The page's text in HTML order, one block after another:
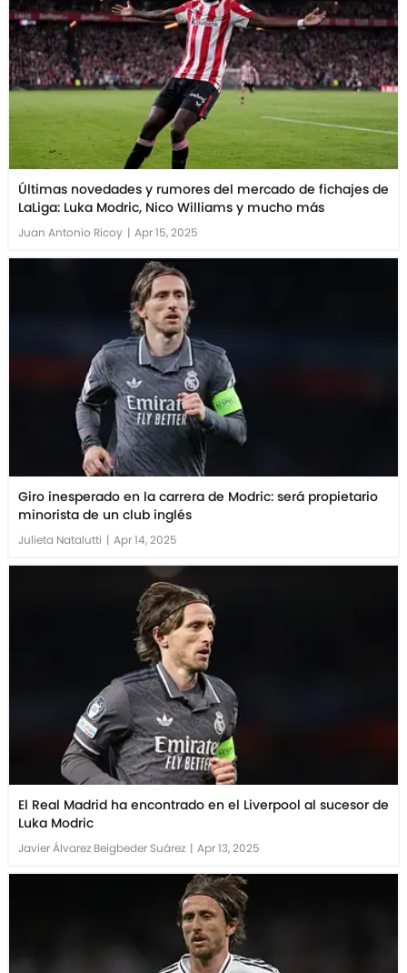
Últimas novedades y rumores del mercado de fichajes de
LaLiga: Luka Modric, Nico Williams y mucho más
Juan Antonio Ricoy | Apr 15, 2025
Giro inesperado en la carrera de Modric: será propietario
minorista de un club inglés
Julieta Natalutti | Apr 14, 2025
El Real Madrid ha encontrado en el Liverpool al sucesor de
Luka Modric
Javier Álvarez Beigbeder Suárez | Apr 13, 2025